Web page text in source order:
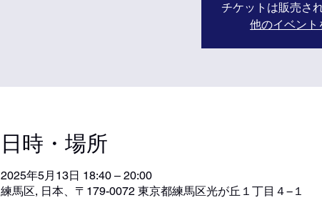
チケットは販売さ
他のイベント
日時・場所
2025年5月13日 18:40 – 20:00
練馬区, 日本、〒179-0072 東京都練馬区光が丘１丁目４−１